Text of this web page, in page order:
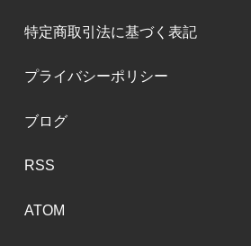
特定商取引法に基づく表記
プライバシーポリシー
ブログ
RSS
ATOM